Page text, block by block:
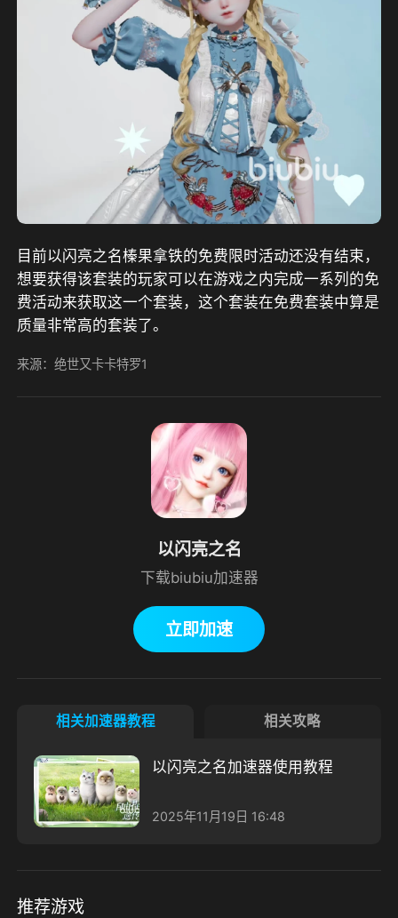
目前以闪亮之名榛果拿铁的免费限时活动还没有结束，
想要获得该套装的玩家可以在游戏之内完成一系列的免
费活动来获取这一个套装，这个套装在免费套装中算是
质量非常高的套装了。
来源：绝世又卡卡特罗1
以闪亮之名
下载biubiu加速器
立即加速
相关加速器教程 相关攻略
以闪亮之名加速器使用教程
2025年11月19日 16:48
推荐游戏